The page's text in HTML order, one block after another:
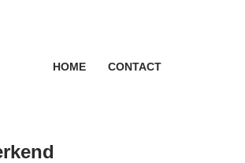
HOME CONTACT